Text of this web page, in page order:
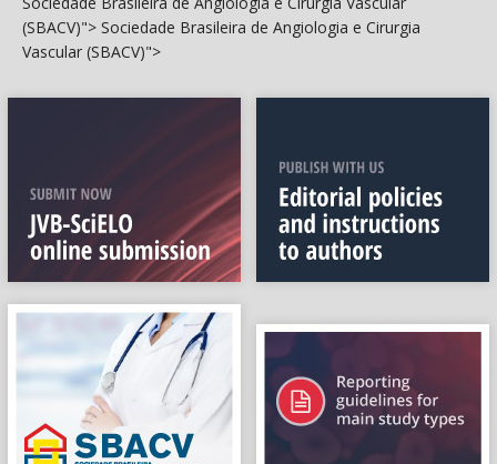
(SBACV)"> Sociedade Brasileira de Angiologia e Cirurgia
Vascular (SBACV)">